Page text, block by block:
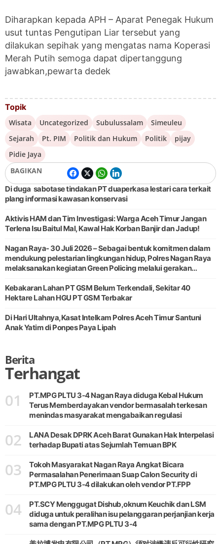
Diharapkan kepada APH – Aparat Penegak Hukum
usut tuntas Pengutipan Liar tersebut yang
dilakukan sepihak yang mengatas nama Koperasi
Merah Putih semoga dapat dipertanggung
jawabkan,pewarta dedek
Topik
Wisata Uncategorized Subulussalam
Simeuleu
Sejarah
Pt. PIM Politik dan Hukum Politik
pijay
Pidie Jaya
BAGIKAN
Di duga sabotase tindakan PT duaperkasa lestari cara terkait
plang informasi kawasan konservasi
Aktivis HAM dan Tim Investigasi: Warga Aceh Timur Jangan
Terlena Isu Baitul Mal, Kawal Hak Korban Banjir dan Jadup!
Nagan Raya- 30 Juli 2026 – Sebagai bentuk komitmen dalam
mendukung pelestarian lingkungan hidup, Polres Nagan Raya
melaksanakan kegiatan Green Policing melalui gerakan
Kabupaten
Kebakaran Lahan PT GSM Belum Terkendali, Sekitar 40
Hektare Lahan HGU PT GSM Terbakar
Di Hari Ultahnya,Kasat Intelkam Polres Aceh Timur Santuni
Anak Yatim di Ponpes Paya Lipah
Berita
Terhangat
01
PT.MPG PLTU 3-4 Nagan Raya diduga Kebal Hukum
Terus Memberdayakan vendor bermasalah terkesan
menindas masyarakat mengabaikan regulasi
02
LANA Desak DPRK Aceh Barat Gunakan Hak Interpelasi
terhadap Bupati atas Sejumlah Temuan BPK
03
Tokoh Masyarakat Nagan Raya Angkat Bicara
Permasalahan Penerimaan Suap Calon Security di
PT.MPG PLTU 3-4 dilakukan oleh vendor PT.FPP
04
PT.SCY Menggugat Dishub,oknum Keuchik dan LSM
diduga untuk peralihan isu pelanggaran perjanjian kerja
sama dengan PT.MPG PLTU 3-4